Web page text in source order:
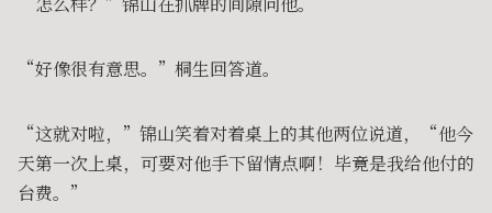
“好像很有意思。”桐生回答道。
“这就对啦，”锦山笑着对着桌上的其他两位说道，“他今
天第一次上桌，可要对他手下留情点啊！毕竟是我给他付的
台费。”